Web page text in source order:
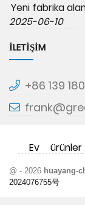
Yeni fabrika
2025-06-10
İLETIŞIM
+86 139
Ev ürünler
@ - 2026 huayang-
2024076755号